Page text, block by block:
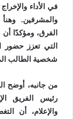
في الأداء
والمشرفين. وهنأ
الفرق، ومؤكدًا
التي تعزز حضور
شخصية الطالب
من جانبه، أوضح
رئيس الفريق
والإعلام، أن